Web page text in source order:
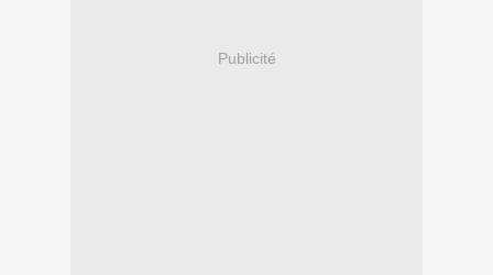
Publicité